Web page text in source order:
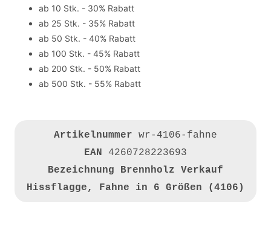
ab 10 Stk. - 30% Rabatt
ab 25 Stk. - 35% Rabatt
ab 50 Stk. - 40% Rabatt
ab 100 Stk. - 45% Rabatt
ab 200 Stk. - 50% Rabatt
ab 500 Stk. - 55% Rabatt
Artikelnummer wr-4106-fahne
EAN 4260728223693
Bezeichnung Brennholz Verkauf
Hissflagge, Fahne in 6 Größen (4106)